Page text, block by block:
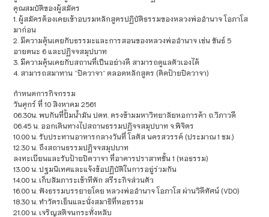
คุณสมบัติของผู้สมัคร
1. ผู้สมัครต้องเคยเข้าอบรมหลักสูตรปฏิบัติธรรมของหลวงพ่ออำนาจ โอภาโส
มาก่อน
2. มีความคุ้นเคยกับธรรมะและการสอนของหลวงพ่ออำนาจ เช่น ขันธ์ 5
อายตนะ 6 และปฏิจจสมุปบาท
3. มีความคุ้นเคยกับสถานที่เป็นอย่างดี สามารถดูแลตัวเองได้
4. สามารถสมาทาน “ปิดวาจา” ตลอดหลักสูตร (ติดป้ายปิดวาจา)
กำหนดการกิจกรรม
วันศุกร์ ที่ 10 สิงหาคม 2561
06.30น. พบกันที่ปั้มน้ำมัน ปตท. ตรงข้ามมหาวิทยาลัยหอการค้า ถ.วิภาวดี
06.45 น. ออกเดินทางไปสถานธรรมปฏิจจสมุปบาท จ.พิจิตร
10.00 น. รับประทานอาหารกลางวันที่ โลตัส นครสวรรค์ (ประมาณ 1 ชม.)
12.30 น. ถึงสถานธรรมปฏิจจสมุปบาท
ลงทะเบียนและรับป้ายปิดวาจา ที่อาคารปราสาทชั้น 1 (หอธรรม)
13.00 น. ปฐมนิเทศและแจ้งข้อปฏิบัติในการอยู่ร่วมกัน
14.00 น. เก็บสัมภาระเข้าทีพัก สรีระกิจส่วนตัว
16.00 น. ฟังธรรมบรรยายโดย หลวงพ่ออำนาจ โอภาโส ผ่านวิดีทัศน์ (VDO)
18.30 น. ทำวัตรเย็นและนั่งสมาธิที่หอธรรม
21.00 น. เจริญสติจนกระทั่งหลับ